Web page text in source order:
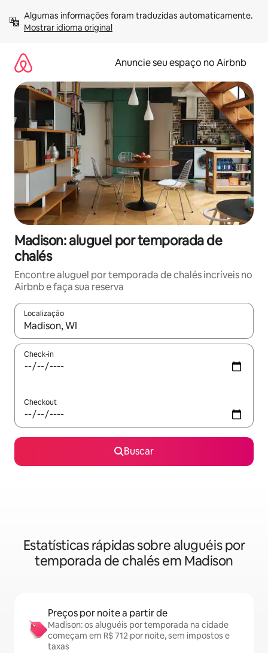
para
Mostrar idioma original
Anuncie seu espaço no Airbnb
Madison: aluguel por temporada de
chalés
Encontre aluguel por temporada de chalés incríveis no
Airbnb e faça sua reserva
Localização
Quando os resultados estiverem disponíveis, explore-os
Check-in
Checkout
Buscar
Estatísticas rápidas sobre aluguéis por
temporada de chalés em Madison
Preços por noite a partir de
Madison: os aluguéis por temporada na cidade
começam em R$ 712 por noite, sem impostos e
taxas